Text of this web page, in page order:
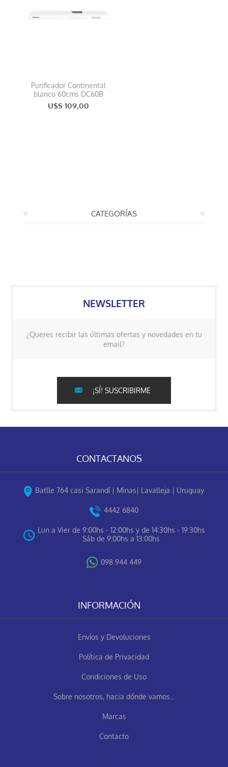
Purificador Continental
blanco 60cms DC60B
U$S 109,00
CATEGORÍAS
NEWSLETTER
¿Queres recibir las últimas ofertas y novedades en tu
email?
¡SÍ! SUSCRIBIRME
CONTACTANOS
Batlle 764 casi Sarandí | Minas| Lavalleja | Uruguay
4442 6840
Lun a Vier de 9:00hs - 12:00hs y de 14:30hs - 19:30hs
Sáb de 9:00hs a 13:00hs
098 944 449
INFORMACIÓN
Envíos y Devoluciones
Política de Privacidad
Condiciones de Uso
Sobre nosotros, hacia dónde vamos...
Marcas
Contacto